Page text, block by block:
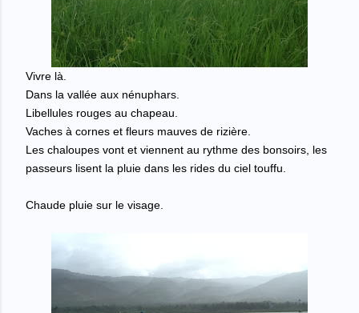
Vivre là
Dans la vallée aux nénuphars.
Libellules rouges au chapeau.
Vaches à cornes et fleurs mauves de rizière.
Les chaloupes vont et viennent au rythme des bonsoirs, les
passeurs lisent la pluie dans les rides du ciel touffu.
Chaude pluie sur le visage.